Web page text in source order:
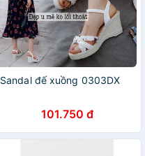
Sandal đế xuồng 0303DX
101.750 đ